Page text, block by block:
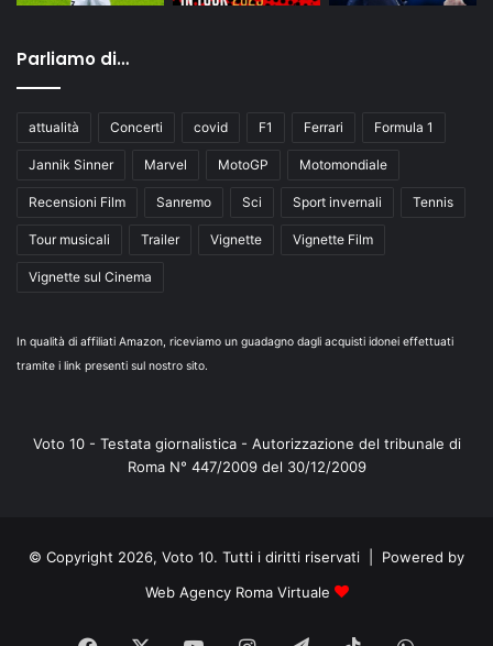
Parliamo di…
attualità Concerti covid F1 Ferrari Formula 1
Jannik Sinner Marvel MotoGP Motomondiale
Recensioni Film Sanremo Sci Sport invernali Tennis
Tour musicali Trailer Vignette Vignette Film
Vignette sul Cinema
In qualità di affiliati Amazon, riceviamo un guadagno dagli acquisti idonei effettuati
tramite i link presenti sul nostro sito.
Voto 10 - Testata giornalistica - Autorizzazione del tribunale di
Roma N° 447/2009 del 30/12/2009
© Copyright 2026, Voto 10. Tutti i diritti riservati | Powered by
Web Agency Roma Virtuale